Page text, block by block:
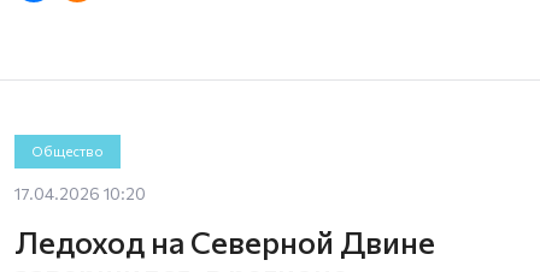
Общество
17.04.2026 10:20
Ледоход на Северной Двине